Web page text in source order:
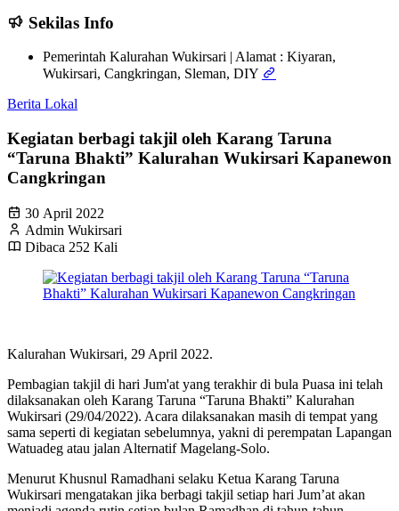
Sekilas Info
Pemerintah Kalurahan Wukirsari | Alamat : Kiyaran,
Wukirsari, Cangkringan, Sleman, DIY
Berita Lokal
Kegiatan berbagi takjil oleh Karang Taruna
“Taruna Bhakti” Kalurahan Wukirsari Kapanewon
Cangkringan
30 April 2022
Admin Wukirsari
Dibaca 252 Kali
Kalurahan Wukirsari, 29 April 2022.
Pembagian takjil di hari Jum'at yang terakhir di bula Puasa ini telah
dilaksanakan oleh Karang Taruna “Taruna Bhakti” Kalurahan
Wukirsari (29/04/2022). Acara dilaksanakan masih di tempat yang
sama seperti di kegiatan sebelumnya, yakni di perempatan Lapangan
Watuadeg atau jalan Alternatif Magelang-Solo.
Menurut Khusnul Ramadhani selaku Ketua Karang Taruna
Wukirsari mengatakan jika berbagi takjil setiap hari Jum’at akan